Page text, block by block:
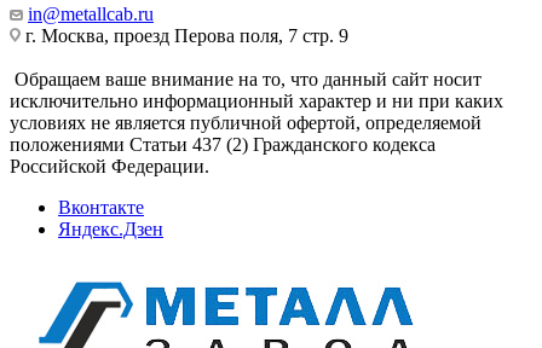
in@metallcab.ru
г. Москва, проезд Перова поля, 7 стр. 9
Обращаем ваше внимание на то, что данный сайт носит
исключительно информационный характер и ни при каких
условиях не является публичной офертой, определяемой
положениями Статьи 437 (2) Гражданского кодекса
Российской Федерации.
Вконтакте
Яндекс.Дзен